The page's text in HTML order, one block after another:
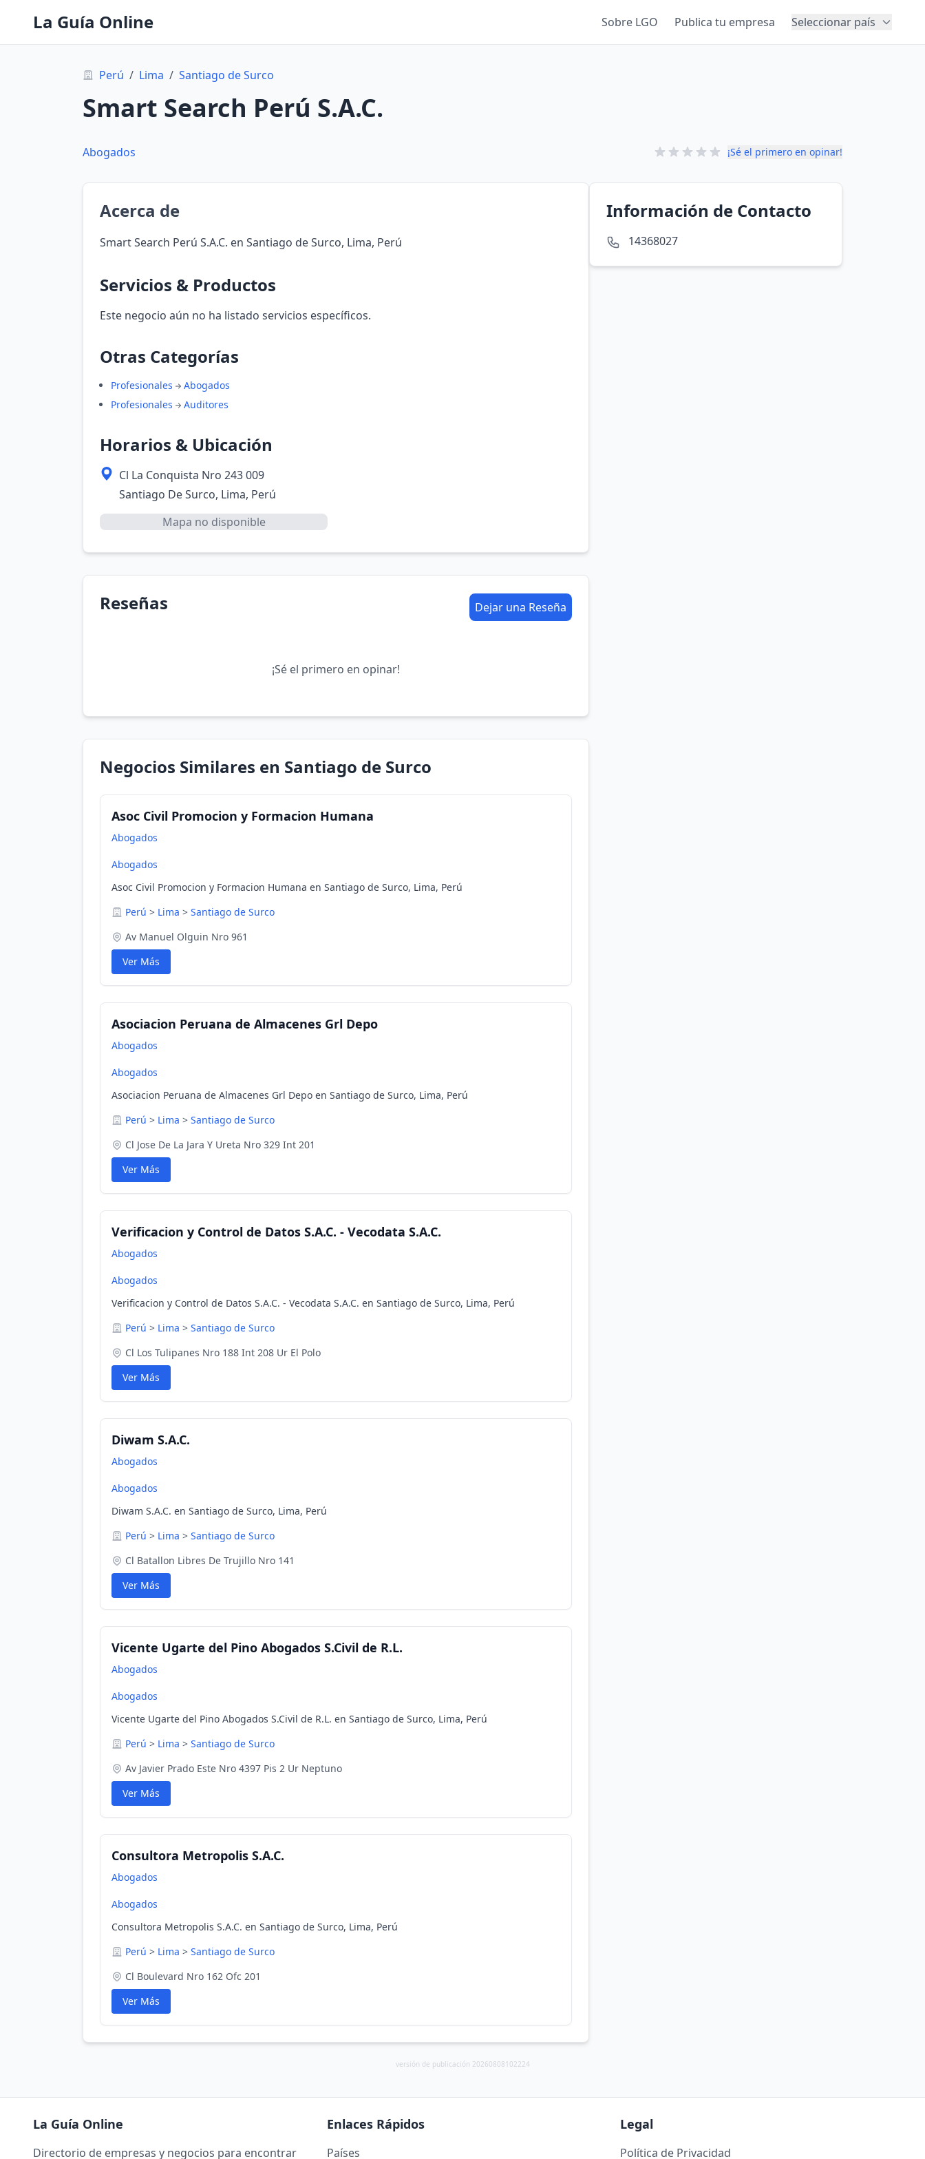
La Guía Online Sobre LGO Publica tu empresa Seleccionar país
Perú / Lima / Santiago de Surco
Smart Search Perú S.A.C.
Abogados ¡Sé el primero en opinar!
Acerca de
Smart Search Perú S.A.C. en Santiago de Surco, Lima, Perú
Servicios & Productos
Este negocio aún no ha listado servicios específicos.
Otras Categorías
Profesionales
Abogados
Profesionales
Auditores
Horarios & Ubicación
Cl La Conquista Nro 243 009
Santiago De Surco, Lima, Perú
Mapa no disponible
Reseñas Dejar una Reseña
¡Sé el primero en opinar!
Negocios Similares en Santiago de Surco
Asoc Civil Promocion y Formacion Humana
Abogados
Abogados
Asoc Civil Promocion y Formacion Humana en Santiago de Surco, Lima, Perú
Perú > Lima > Santiago de Surco
Av Manuel Olguin Nro 961
Ver Más
Asociacion Peruana de Almacenes Grl Depo
Abogados
Abogados
Asociacion Peruana de Almacenes Grl Depo en Santiago de Surco, Lima, Perú
Perú > Lima > Santiago de Surco
Cl Jose De La Jara Y Ureta Nro 329 Int 201
Ver Más
Verificacion y Control de Datos S.A.C. - Vecodata S.A.C.
Abogados
Abogados
Verificacion y Control de Datos S.A.C. - Vecodata S.A.C. en Santiago de Surco, Lima, Perú
Perú > Lima > Santiago de Surco
Cl Los Tulipanes Nro 188 Int 208 Ur El Polo
Ver Más
Diwam S.A.C.
Abogados
Abogados
Diwam S.A.C. en Santiago de Surco, Lima, Perú
Perú > Lima > Santiago de Surco
Cl Batallon Libres De Trujillo Nro 141
Ver Más
Vicente Ugarte del Pino Abogados S.Civil de R.L.
Abogados
Abogados
Vicente Ugarte del Pino Abogados S.Civil de R.L. en Santiago de Surco, Lima, Perú
Perú > Lima > Santiago de Surco
Av Javier Prado Este Nro 4397 Pis 2 Ur Neptuno
Ver Más
Consultora Metropolis S.A.C.
Abogados
Abogados
Consultora Metropolis S.A.C. en Santiago de Surco, Lima, Perú
Perú > Lima > Santiago de Surco
Cl Boulevard Nro 162 Ofc 201
Ver Más
Información de Contacto
14368027
versión de publicación 20260808102224
La Guía Online
Directorio de empresas y negocios para encontrar
Enlaces Rápidos
Países
Legal
Política de Privacidad